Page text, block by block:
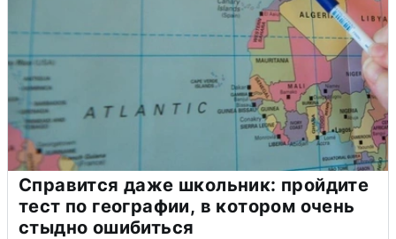
Справится даже школьник: пройдите
тест по географии, в котором очень
стыдно ошибиться